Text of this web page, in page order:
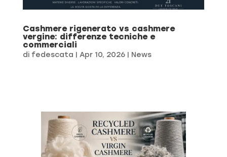
Cashmere rigenerato vs cashmere
vergine: differenze tecniche e
commerciali
di fedescata | Apr 10, 2026| News